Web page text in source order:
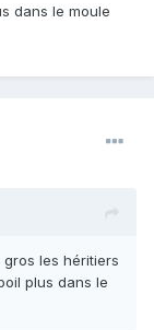
dans le moule
gros les héritiers
plus dans le